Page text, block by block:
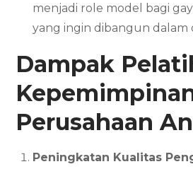
menjadi role model bagi
yang ingin dibangun dalam
Dampak
Perusahaan
Peningkatan Kualitas